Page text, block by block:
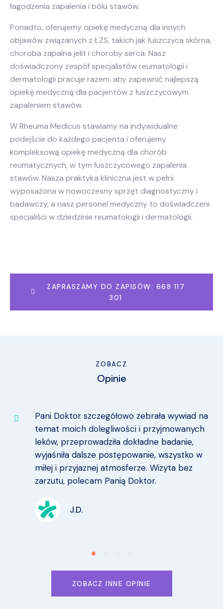
łagodzenia zapalenia i bólu stawów.
Ponadto, oferujemy opiekę medyczną dla innych
objawów związanych z ŁZS, takich jak łuszczyca skórna,
choroba zapalna jelit i choroby serca. Nasz
doświadczony zespół specjalistów reumatologii i
dermatologii pracuje razem, aby zapewnić najlepszą
opiekę medyczną dla pacjentów z łuszczycowym
zapaleniem stawów.
W Rheuma Medicus stawiamy na indywidualne
podejście do każdego pacjenta i oferujemy
kompleksową opiekę medyczną dla chorób
reumatycznych, w tym łuszczycowego zapalenia
stawów. Nasza praktyka kliniczna jest w pełni
wyposażona w nowoczesny sprzęt diagnostyczny i
badawczy, a nasz personel medyczny to doświadczeni
specjaliści w dziedzinie reumatologii i dermatologii.
ZAPRASZAMY DO ZAPISÓW: 668 117
301
ZOBACZ
Opinie
Pani Doktor szczegółowo zebrała wywiad na
temat moich dolegliwości i przyjmowanych
leków, przeprowadziła dokładne badanie,
wyjaśniła dalsze postępowanie, wszystko w
miłej i przyjaznej atmosferze. Wizyta bez
zarzutu, polecam Panią Doktor.
J.D.
ZOBACZ INNE OPINIE